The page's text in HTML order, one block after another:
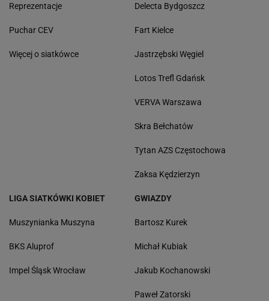
Reprezentacje
Puchar CEV
Więcej o siatkówce
Delecta Bydgoszcz
Fart Kielce
Jastrzębski Węgiel
Lotos Trefl Gdańsk
VERVA Warszawa
Skra Bełchatów
Tytan AZS Częstochowa
Zaksa Kędzierzyn
LIGA SIATKÓWKI KOBIET
Muszynianka Muszyna
BKS Aluprof
Impel Śląsk Wrocław
GWIAZDY
Bartosz Kurek
Michał Kubiak
Jakub Kochanowski
Paweł Zatorski